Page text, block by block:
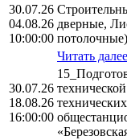
30.07.26
04.08.26
10:00:00
дверные,
Читать далее
30.07.26
18.08.26
16:00:00